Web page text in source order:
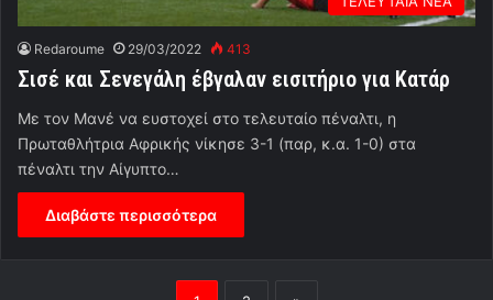
Redaroume 29/03/2022 413
Σισέ και Σενεγάλη έβγαλαν εισιτήριο για Κατάρ
Με τον Μανέ να ευστοχεί στο τελευταίο πέναλτι, η
Πρωταθλήτρια Αφρικής νίκησε 3-1 (παρ, κ.α. 1-0) στα
πέναλτι την Αίγυπτο…
Διαβάστε περισσότερα